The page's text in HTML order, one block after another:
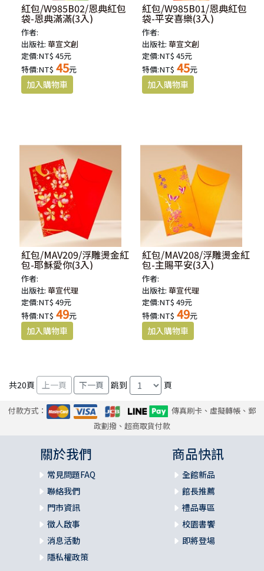
紅包/W985B02/恩典紅包
袋-恩典滿滿(3入)
作者:
出版社:華宣文創
定價:NT$ 45元
特價:NT$ 45元
紅包/W985B01/恩典紅包
袋-平安喜樂(3入)
作者:
出版社:華宣文創
定價:NT$ 45元
特價:NT$ 45元
紅包/MAV209/浮雕燙金紅
包-耶穌愛你(3入)
作者:
出版社:華宣代理
定價:NT$ 49元
特價:NT$ 49元
紅包/MAV208/浮雕燙金紅
包-主賜平安(3入)
作者:
出版社:華宣代理
定價:NT$ 49元
特價:NT$ 49元
共20頁 跳到 頁
付款方式：
傳真刷卡、虛擬轉帳、郵
政劃撥、超商取貨付款
關於我們
常見問題FAQ
聯絡我們
門市資訊
徵人啟事
消息活動
隱私權政策
商品快訊
全館新品
館長推薦
禮品專區
校園書饗
即將登場